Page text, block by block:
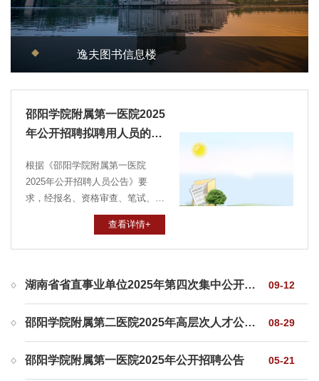
逸夫图书信息楼
邵阳学院附属第一医院2025
年公开招聘拟聘用人员的公
根据《邵阳学院附属第一医院
2025年公开招聘人员公告》要
求，经报名、资格审查、笔试、实
操（面试）、体检、考察等程序，
经医院公开招聘工作领导小组研
究，确定邓炜琦等106名同志为邵
查看详情+
湖南省省直事业单位2025年第四次集中公开招聘工作人员公告 09-12
邵阳学院附属第二医院2025年高层次人才公开招聘公告 08-29
邵阳学院附属第一医院2025年公开招聘公告 05-21